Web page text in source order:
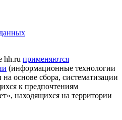
hh.ru применяются
(информационные технологии
основе сбора, систематизации
к предпочтениям
находящихся на территории